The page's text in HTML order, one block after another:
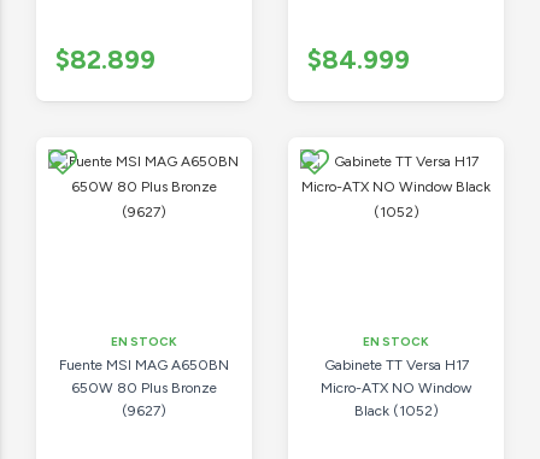
$82.899 $84.999
EN STOCK
Fuente MSI MAG A650BN
650W 80 Plus Bronze
(9627)
EN STOCK
Gabinete TT Versa H17
Micro-ATX NO Window
Black (1052)